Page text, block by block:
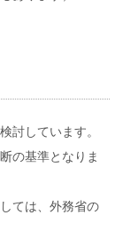
討しています。
の基準となりま
ては、外務省の